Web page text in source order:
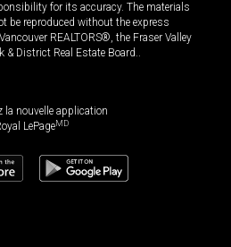
for its accuracy. The materials
be reproduced without the express
REALTORS®, the Fraser Valley
& District Real Estate Board..
la nouvelle application
LePageMD